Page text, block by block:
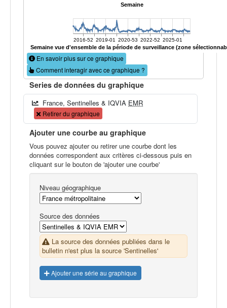
Semaine
2016-52 2019-01 2020-53 2022-52 2025-01
Semaine vue d'ensemble de la période de surveillance (zone
En savoir plus sur ce graphique
Comment interagir avec ce graphique ?
Series de données du graphique
France, Sentinelles & IQVIA EMR
Retirer du graphique
Ajouter une courbe au graphique
Vous pouvez ajouter ou retirer une courbe dont les
données correspondent aux critères ci-dessous puis en
cliquant sur le bouton de 'ajouter une courbe'
Niveau géographique
Source des données
La source des données publiées dans le
bulletin n'est plus la source 'Sentinelles'
Ajouter une série au graphique